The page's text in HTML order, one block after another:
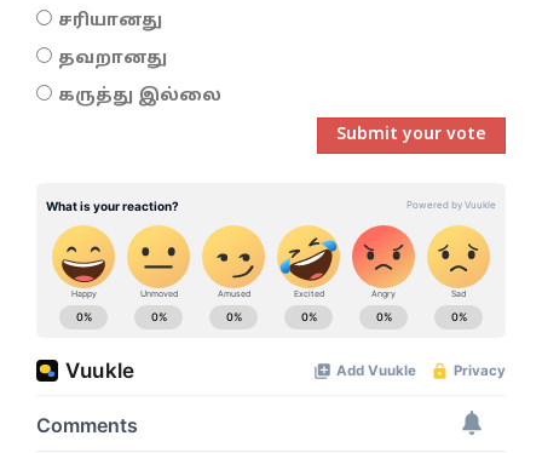
சரியானது
தவறானது
கருத்து இல்லை
Submit your vote